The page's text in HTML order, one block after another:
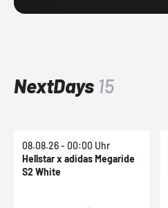
NextDays 15
08.08.26 - 00:00 Uhr
Hellstar x adidas Megaride
S2 White